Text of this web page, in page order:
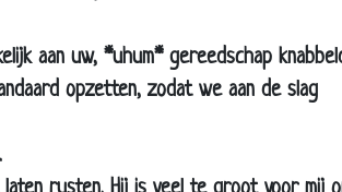
aan uw, *uhum* gereedschap
opzetten, zodat we aan de slag
2.93
3.11